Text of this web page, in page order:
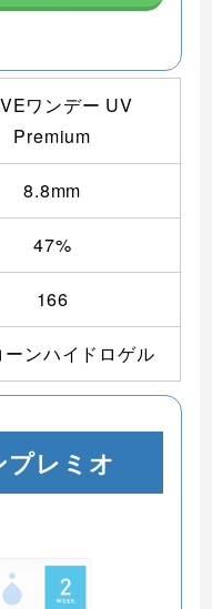
ワンデー UV
Premium
8.8mm
47%
166
ーンハイドロゲル
レミオ